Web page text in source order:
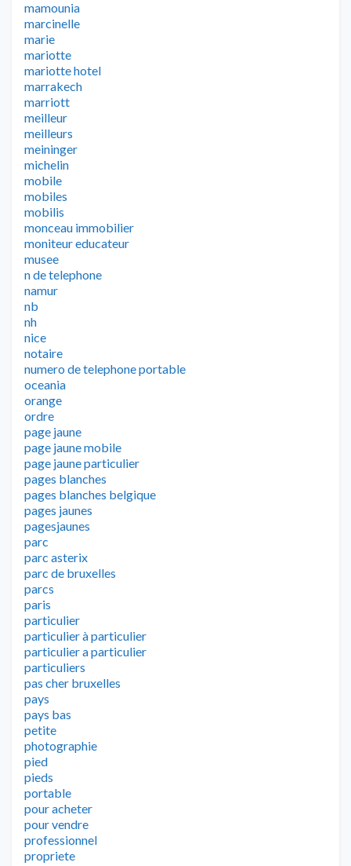
mamounia
marcinelle
marie
mariotte
mariotte hotel
marrakech
marriott
meilleur
meilleurs
meininger
michelin
mobile
mobiles
mobilis
monceau immobilier
moniteur educateur
musee
n de telephone
namur
nb
nh
nice
notaire
numero de telephone portable
oceania
orange
ordre
page jaune
page jaune mobile
page jaune particulier
pages blanches
pages blanches belgique
pages jaunes
pagesjaunes
parc
parc asterix
parc de bruxelles
parcs
paris
particulier
particulier à particulier
particulier a particulier
particuliers
pas cher bruxelles
pays
pays bas
petite
photographie
pied
pieds
portable
pour acheter
pour vendre
professionnel
propriete